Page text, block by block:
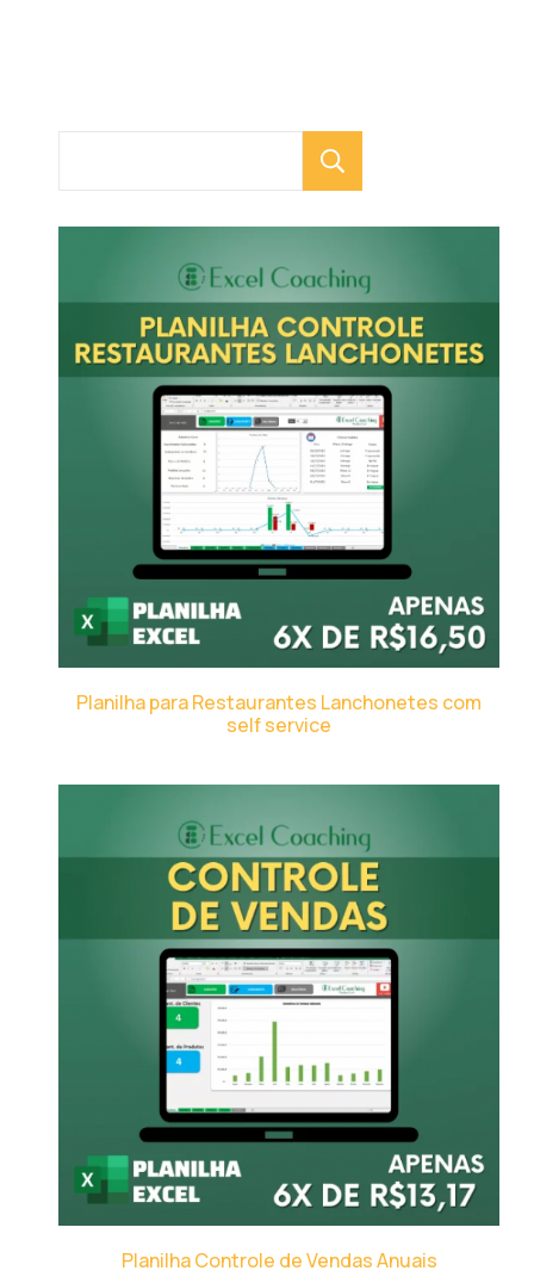
Planilha para Restaurantes Lanchonetes com
self service
Planilha Controle de Vendas Anuais